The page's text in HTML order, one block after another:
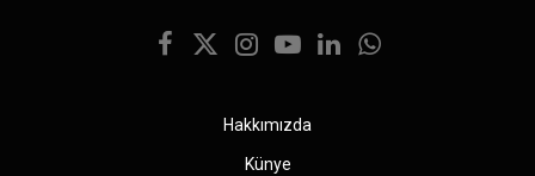
Facebook
X
Instagram
YouTubeLinkedInWhatsApp
Hakkımızda
Künye